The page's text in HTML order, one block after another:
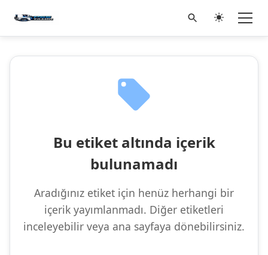
Bu etiket altında içerik
bulunamadı
Aradığınız etiket için henüz herhangi bir
içerik yayımlanmadı. Diğer etiketleri
inceleyebilir veya ana sayfaya dönebilirsiniz.